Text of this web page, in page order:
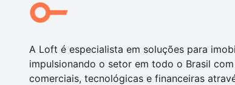
A Loft é especialista em soluções para
impulsionando o setor em todo o Brasil
comerciais, tecnológicas e financeiras